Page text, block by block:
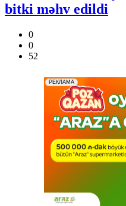
bitki məhv edildi
0
0
52